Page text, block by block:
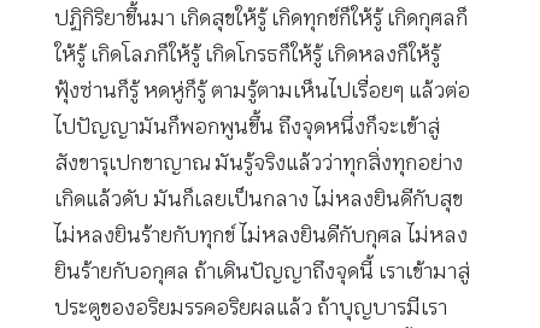
ปฏิกิริยาขึ้นมา เกิดสุขให้รู้ เกิดทุกข์ก็ให้รู้ เกิดกุศลก็
ให้รู้ เกิดโลภก็ให้รู้ เกิดโกรธก็ให้รู้ เกิดหลงก็ให้รู้
ฟุ้งซ่านก็รู้ หดหู่ก็รู้ ตามรู้ตามเห็นไปเรื่อยๆ แล้วต่อ
ไปปัญญามันก็พอกพูนขึ้น ถึงจุดหนึ่งก็จะเข้าสู่
สังขารุเปกขาญาณ มันรู้จริงแล้วว่าทุกสิ่งทุกอย่าง
เกิดแล้วดับ มันก็เลยเป็นกลาง ไม่หลงยินดีกับสุข
ไม่หลงยินร้ายกับทุกข์ ไม่หลงยินดีกับกุศล ไม่หลง
ยินร้ายกับอกุศล ถ้าเดินปัญญาถึงจุดนี้ เราเข้ามาสู่
ประตูของอริยมรรคอริยผลแล้ว ถ้าบุญบารมีเรา